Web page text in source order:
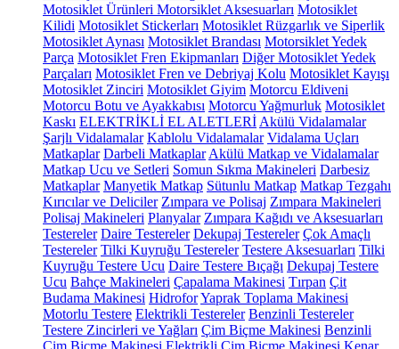
Motosiklet Ürünleri Motorsiklet Aksesuarları Motosiklet
Kilidi Motosiklet Stickerları Motosiklet Rüzgarlık ve Siperlik
Motosiklet Aynası Motosiklet Brandası Motorsiklet Yedek
Parça Motosiklet Fren Ekipmanları Diğer Motosiklet Yedek
Parçaları Motosiklet Fren ve Debriyaj Kolu Motosiklet Kayışı
Motosiklet Zinciri Motosiklet Giyim Motorcu Eldiveni
Motorcu Botu ve Ayakkabısı Motorcu Yağmurluk Motosiklet
Kaskı ELEKTRİKLİ EL ALETLERİ Akülü Vidalamalar
Şarjlı Vidalamalar Kablolu Vidalamalar Vidalama Uçları
Matkaplar Darbeli Matkaplar Akülü Matkap ve Vidalamalar
Matkap Ucu ve Setleri Somun Sıkma Makineleri Darbesiz
Matkaplar Manyetik Matkap Sütunlu Matkap Matkap Tezgahı
Kırıcılar ve Deliciler Zımpara ve Polisaj Zımpara Makineleri
Polisaj Makineleri Planyalar Zımpara Kağıdı ve Aksesuarları
Testereler Daire Testereler Dekupaj Testereler Çok Amaçlı
Testereler Tilki Kuyruğu Testereler Testere Aksesuarları Tilki
Kuyruğu Testere Ucu Daire Testere Bıçağı Dekupaj Testere
Ucu Bahçe Makineleri Çapalama Makinesi Tırpan Çit
Budama Makinesi HidroforYaprak Toplama Makinesi
Motorlu Testere Elektrikli Testereler Benzinli Testereler
Testere Zincirleri ve Yağları Çim Biçme Makinesi Benzinli
Çim Biçme Makinesi Elektrikli Çim Biçme Makinesi Kenar